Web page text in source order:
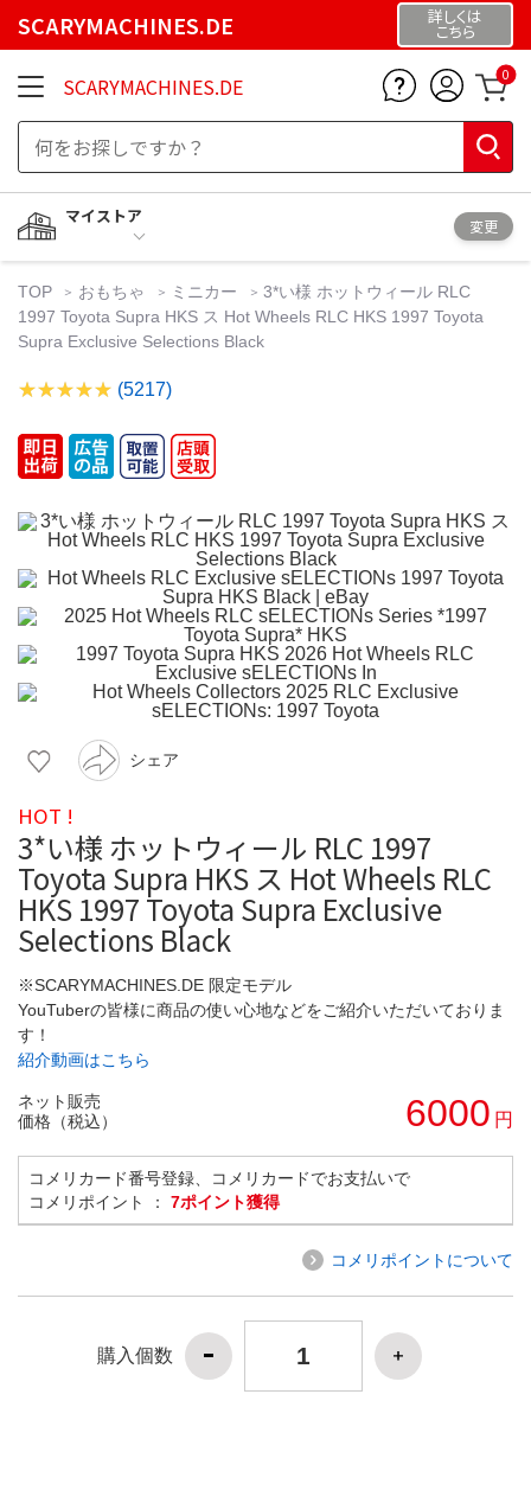
SCARYMACHINES.DE 詳しくは
こちら
SCARYMACHINES.DE 0
マイストア
変更
TOP おもちゃ ミニカー
3*い様 ホットウィール RLC
1997 Toyota Supra HKS ス Hot Wheels RLC HKS 1997 Toyota
Supra Exclusive Selections Black
(5217)
シェア
HOT !
3*い様 ホットウィール RLC 1997
Toyota Supra HKS ス Hot Wheels RLC
HKS 1997 Toyota Supra Exclusive
Selections Black
※SCARYMACHINES.DE 限定モデル
YouTuberの皆様に商品の使い心地などをご紹介いただいておりま
す！
紹介動画はこちら
ネット販売
価格（税込）
6000 円
コメリカード番号登録、コメリカードでお支払いで
コメリポイント ： 7ポイント獲得
コメリポイントについて
購入個数